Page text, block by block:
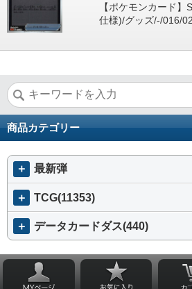
【ポケモンカード
仕様)/グッズ/-/016/
商品カテゴリー
＋ 最新弾
＋ TCG(11353)
＋ データカードダス(440)